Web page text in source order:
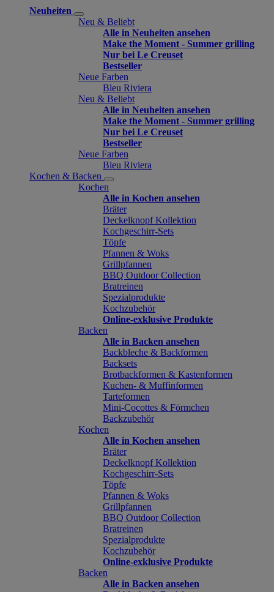
Neuheiten
Neu & Beliebt
Alle in Neuheiten ansehen
Make the Moment - Summer grilling
Nur bei Le Creuset
Bestseller
Neue Farben
Bleu Riviera
Neu & Beliebt
Alle in Neuheiten ansehen
Make the Moment - Summer grilling
Nur bei Le Creuset
Bestseller
Neue Farben
Bleu Riviera
Kochen & Backen
Kochen
Alle in Kochen ansehen
Bräter
Deckelknopf Kollektion
Kochgeschirr-Sets
Töpfe
Pfannen & Woks
Grillpfannen
BBQ Outdoor Collection
Bratreinen
Spezialprodukte
Kochzubehör
Online-exklusive Produkte
Backen
Alle in Backen ansehen
Backbleche & Backformen
Backsets
Brotbackformen & Kastenformen
Kuchen- & Muffinformen
Tarteformen
Mini-Cocottes & Förmchen
Backzubehör
Kochen
Alle in Kochen ansehen
Bräter
Deckelknopf Kollektion
Kochgeschirr-Sets
Töpfe
Pfannen & Woks
Grillpfannen
BBQ Outdoor Collection
Bratreinen
Spezialprodukte
Kochzubehör
Online-exklusive Produkte
Backen
Alle in Backen ansehen